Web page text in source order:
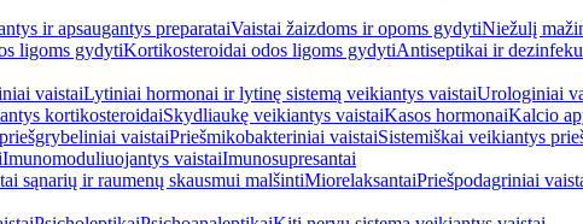
ir apsaugantys preparataiVaistai žaizdoms ir opoms gydytiNiežulį
ligoms gydytiKortikosteroidai odos ligoms gydytiAntiseptikai ir
vaistaiLytiniai hormonai ir lytinę sistemą veikiantys vaistaiUrologiniai
kortikosteroidaiSkydliaukę veikiantys vaistaiKasos hormonaiKalcio
vaistaiPriešmikobakteriniai vaistaiSistemiškai veikiantys
Imunomoduliuojantys vaistaiImunosupresantai
sąnarių ir raumenų skausmui malšintiMiorelaksantaiPriešpodagriniai